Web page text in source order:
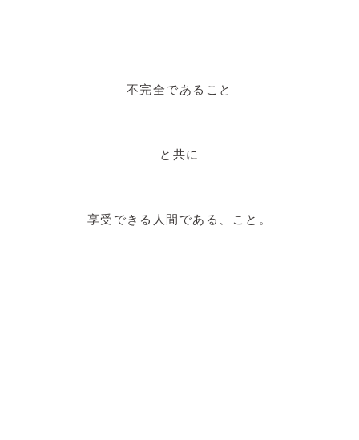
不完全であること
と共に
享受できる人間である、こと。